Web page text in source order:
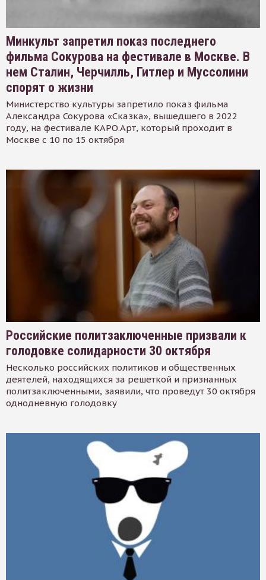
Минкульт запретил показ последнего
фильма Сокурова на фестивале в Москве. В
нем Сталин, Черчилль, Гитлер и Муссолини
спорят о жизни
Министерство культуры запретило показ фильма
Александра Сокурова «Сказка», вышедшего в 2022
году, на фестивале КАРО.Арт, который проходит в
Москве с 10 по 15 октября
Российские политзаключенные призвали к
голодовке солидарности 30 октября
Несколько российских политиков и общественных
деятелей, находящихся за решеткой и признанных
политзаключенными, заявили, что проведут 30 октября
однодневную голодовку